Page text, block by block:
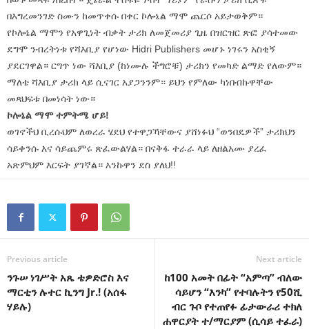
በእግረመንገድ ስሙን ከመጥቀሱ በቀር ኮሎኔል ማሞ ጨርሶ አይታወቅም።
የኮሎኔል ማሞን የአዋጊነት ብቃት ታሪክ ለመጀመሪያ ጊዜ በዝርዝር ጽፎ ያሳተመው
ደግሞ ንብረትነቱ የሻእቢያ የሆነው Hidri Publishers መሆኑ ነገሩን አስቂኝ
ያደርገዋል። ርግጥ ነው ሻእቢያ (ከነሙሉ ችግሮቹ) ታሪክን የመካድ ልማድ የለውም።
ማለቴ ሻእቢያ ታሪክ ላይ ሲናገር አያጋንንም። ይህን የምለው ካነበብኩዋቸው
መጻህፍቱ በመነሳት ነው።
ኮሎኔል ማሞ ተምትሜ ሆይ!
ወገኖችህ ቢረሱህም ለወረራ ሄደህ የተዋጋኻቸውና ያሸነፉህ “ወንበዴዎች” ታሪክህን
ሳይቀንሱ እና ሳይጨምሩ ጽፈውልሃል። በናቅፋ ተራራ ላይ ለዘልአሙ ያረፈ
አጽምህም እርፍት ያገኛል። እንኩዋን ደስ ያለህ!!
Previous article
ንጉሠ ነገሥት አጼ ቴዎድሮስ እና
ማርቲን ሉተር ኪንግ Jr.! (አሰፋ
ሃይሉ)
Next article
ከ100 አመት በፊት “አምጣ” ብለው
ሳይሆን “እንካ” የተባሉትን የ50ሺ
ብር ጉቦ የተጠየፉ ፊታውራሪ ተክለ
ሐዋርያት ተ/ማርያም (ሲሳይ ተፈራ)